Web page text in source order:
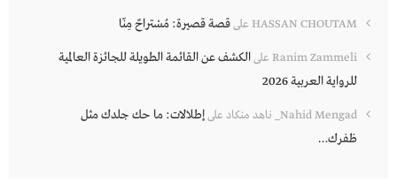
HASSAN CHOUTAM علىقصة قصيرة: مُسْتراحٌ مِنّا
Ranim Zammeli علىالكشف عن القائمة الطويلة للجائزة العالمية
للرواية العربية 2026
Nahid Mengad_ ناهد منكاد علىإطلالات: ما حك جلدك مثل
ظفرك…